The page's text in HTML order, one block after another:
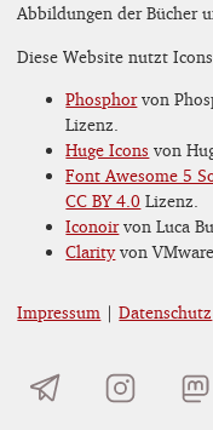
Abbildungen der Bücher
Diese Website nutzt
Phosphorvon
Lizenz.
Huge Icons von
Font Awesome 5
CC BY 4.0 Lizenz.
Iconoirvon Luca
Clarityvon
Impressum |Datenschutz